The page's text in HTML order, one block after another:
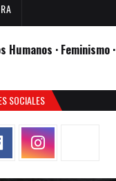
Humanos · Feminismo ·
SOCIALES